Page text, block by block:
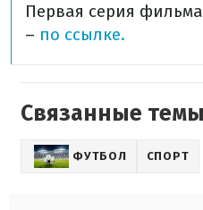
Первая серия
– по ссылке.
Связанные
ФУТБОЛ СПОРТ